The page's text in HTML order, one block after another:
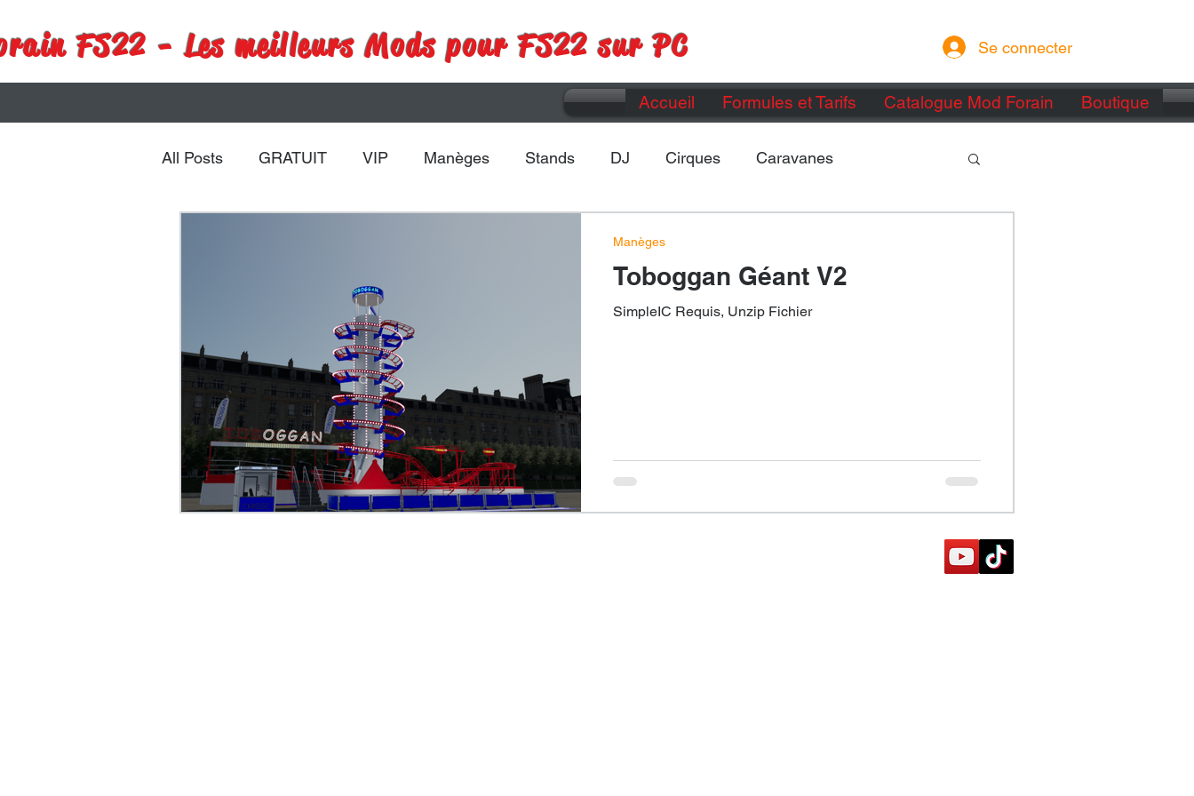
FS22 - Les meilleurs Mods pour FS22 sur PC Se connecter
Accueil Formules et Tarifs Catalogue Mod Forain Boutique
All Posts GRATUIT VIP Manèges Stands DJ Cirques Caravanes
Toboggan Géant V2
SimpleIC Requis, Unzip Fichier
Manèges